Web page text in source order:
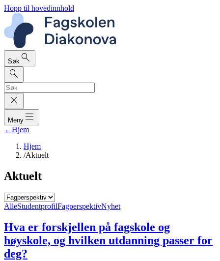
Hopp til hovedinnhold
Søk search
search
close
Meny dehaze
←Hjem
Hjem
/Aktuelt
Aktuelt
AlleStudentprofilFagperspektivNyhet
Hva er forskjellen på fagskole og
høyskole, og hvilken utdanning passer for
deg?